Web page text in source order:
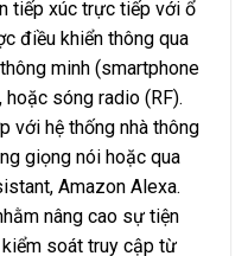
tiếp xúc trực tiếp với ổ
điều khiển thông qua
minh (smartphone
sóng radio (RF).
với hệ thống nhà thông
giọng nói hoặc qua
Amazon Alexa.
nâng cao sự tiện
soát truy cập từ